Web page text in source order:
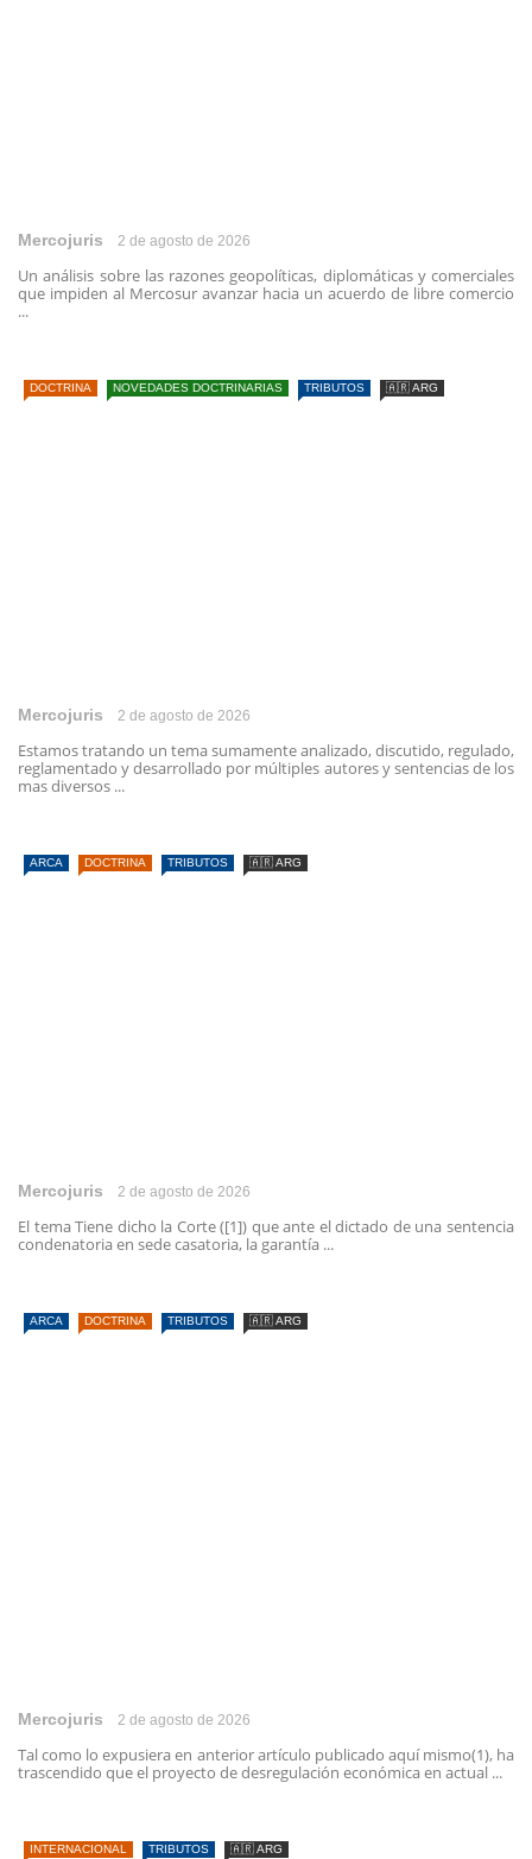
Mercojuris 2 de agosto de 2026
Un análisis sobre las razones geopolíticas, diplomáticas y comerciales
que impiden al Mercosur avanzar hacia un acuerdo de libre comercio
...
DOCTRINA NOVEDADES DOCTRINARIAS TRIBUTOS 🇦🇷 ARG
Mercojuris 2 de agosto de 2026
Estamos tratando un tema sumamente analizado, discutido, regulado,
reglamentado y desarrollado por múltiples autores y sentencias de los
mas diversos ...
ARCA DOCTRINA TRIBUTOS 🇦🇷 ARG
Mercojuris 2 de agosto de 2026
El tema Tiene dicho la Corte ([1]) que ante el dictado de una sentencia
condenatoria en sede casatoria, la garantía ...
ARCA DOCTRINA TRIBUTOS 🇦🇷 ARG
Mercojuris 2 de agosto de 2026
Tal como lo expusiera en anterior artículo publicado aquí mismo(1), ha
trascendido que el proyecto de desregulación económica en actual ...
INTERNACIONAL TRIBUTOS 🇦🇷 ARG